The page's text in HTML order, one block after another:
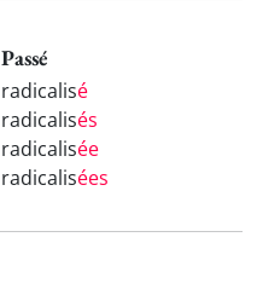
Passé
radicalisé
radicalisés
radicalisée
radicalisées